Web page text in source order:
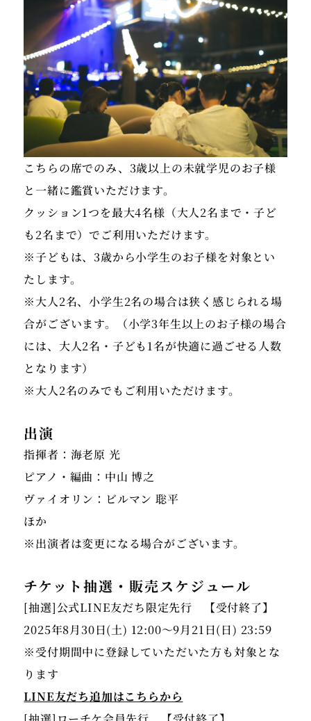
こちらの席でのみ、3歳以上の未就学児のお子様
と一緒に鑑賞いただけます。
クッション1つを最大4名様（大人2名まで・子ど
も2名まで）でご利用いただけます。
※子どもは、3歳から小学生のお子様を対象とい
たします。
※大人2名、小学生2名の場合は狭く感じられる場
合がございます。（小学3年生以上のお子様の場合
には、大人2名・子ども1名が快適に過ごせる人数
となります）
※大人2名のみでもご利用いただけます。
出演
指揮者：海老原 光
ピアノ・編曲：中山 博之
ヴァイオリン：ビルマン 聡平
ほか
※出演者は変更になる場合がございます。
チケット抽選・販売スケジュール
[抽選]公式LINE友だち限定先行 【受付終了】
2025年8月30日(土) 12:00〜9月21日(日) 23:59
※受付期間中に登録していただいた方も対象とな
LINE友だち追加はこちらから